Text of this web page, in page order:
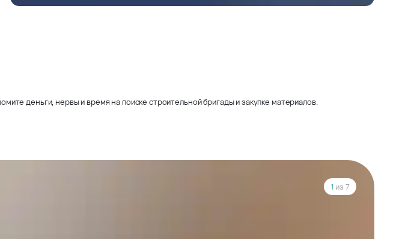
деньги, нервы и время на поиске строительной бригады и закупке материалов.
1 из 7